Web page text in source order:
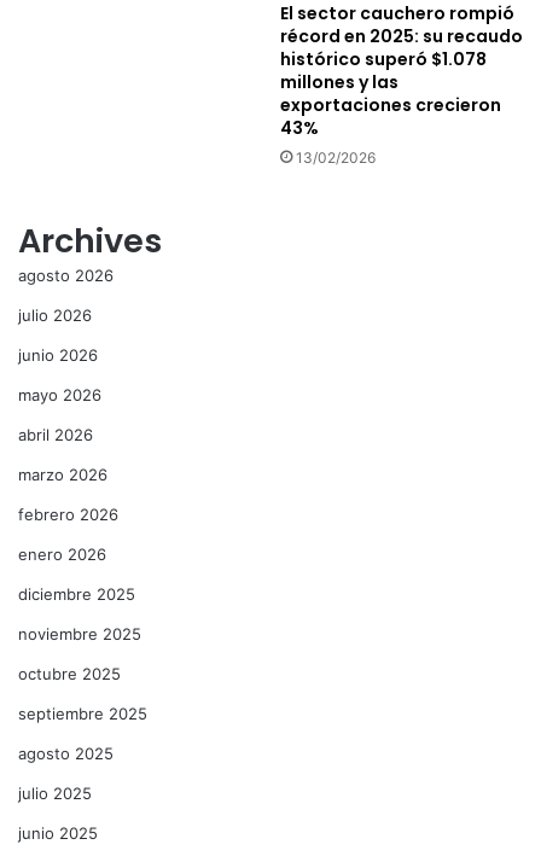
El sector cauchero rompió
récord en 2025: su recaudo
histórico superó $1.078
millones y las
exportaciones crecieron
43%
13/02/2026
Archives
agosto 2026
julio 2026
junio 2026
mayo 2026
abril 2026
marzo 2026
febrero 2026
enero 2026
diciembre 2025
noviembre 2025
octubre 2025
septiembre 2025
agosto 2025
julio 2025
junio 2025